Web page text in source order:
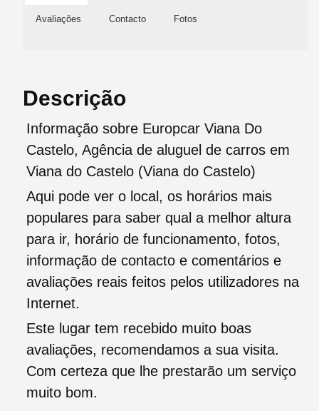
Avaliações Contacto Fotos
Descrição
Informação sobre Europcar Viana Do
Castelo, Agência de aluguel de carros em
Viana do Castelo (Viana do Castelo)
Aqui pode ver o local, os horários mais
populares para saber qual a melhor altura
para ir, horário de funcionamento, fotos,
informação de contacto e comentários e
avaliações reais feitos pelos utilizadores na
Internet.
Este lugar tem recebido muito boas
avaliações, recomendamos a sua visita.
Com certeza que lhe prestarão um serviço
muito bom.